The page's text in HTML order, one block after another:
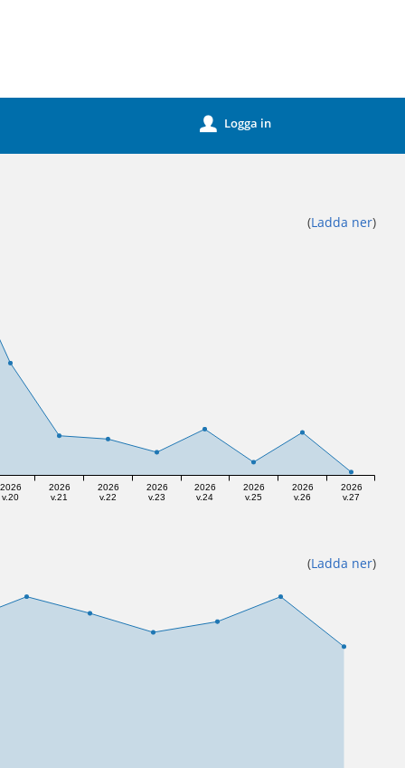
u Logga in
(Ladda ner)
2026
v.20
2026
v.21
2026
v.22
2026
v.23
2026
v.24
2026
v.25
2026
v.26
2026
v.27
(Ladda ner)